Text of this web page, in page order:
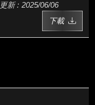
2025/06/06
下載